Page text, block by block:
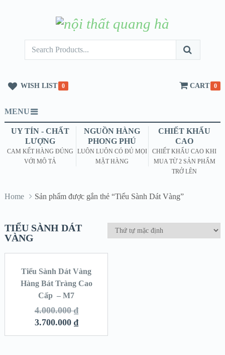
WISH LIST 0 CART 0
MENU
UY TÍN - CHẤT
LƯỢNG
CAM KẾT HÀNG ĐÚNG
VỚI MÔ TẢ
NGUỒN HÀNG
PHONG PHÚ
LUÔN LUÔN CÓ ĐỦ MỌI
MẶT HÀNG
CHIẾT KHẤU
CAO
CHIẾT KHẤU CAO KHI
MUA TỪ 2 SẢN PHẨM
TRỞ LÊN
Home Sản phẩm được gắn thẻ “Tiểu Sành Dát Vàng”
TIỂU SÀNH DÁT
VÀNG
SALE!
Tiểu Sành Dát Vàng
Hàng Bát Tràng Cao
Cấp – M7
4.000.000₫
3.700.000 ₫